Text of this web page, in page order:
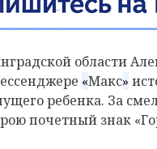
области
«Макс»
ребенка. За
почетный знак